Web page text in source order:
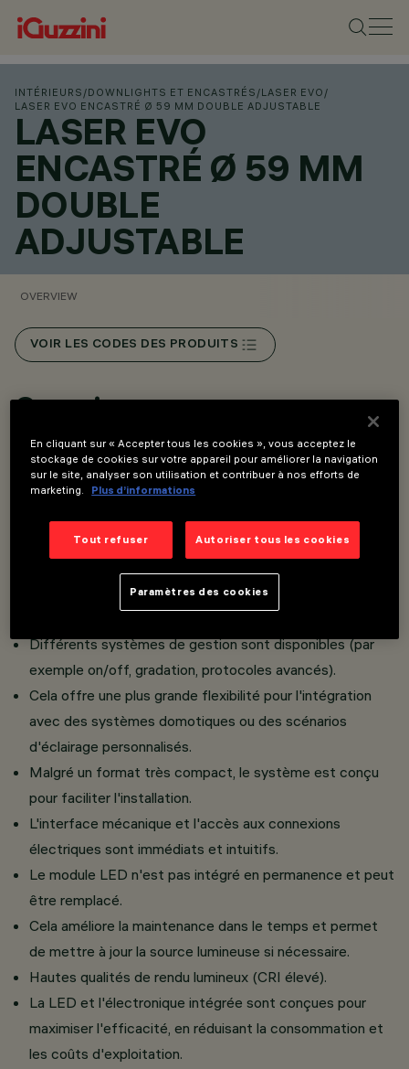
INTÉRIEURS /DOWNLIGHTS ET ENCASTRÉS /LASER EVO /
LASER EVO ENCASTRÉ Ø 59 MM DOUBLE ADJUSTABLE
LASER EVO
ENCASTRÉ Ø 59 MM
DOUBLE
ADJUSTABLE
OVERVIEW
VOIR LES CODES DES PRODUITS
Overview
Version Double Adjustable : le produit se
caractérise par une esthétique épurée et un
intégrations architecturales de niveau supérieur.
cadre ou dans la version entièrement encastrée grâce à
Différents systèmes de gestion sont disponibles (par
exemple on/off, gradation, protocoles avancés).
Cela offre une plus grande flexibilité pour l'intégration
avec des systèmes domotiques ou des scénarios
d'éclairage personnalisés.
Malgré un format très compact, le système est conçu
pour faciliter l'installation.
L'interface mécanique et l'accès aux connexions
électriques sont immédiats et intuitifs.
Le module LED n'est pas intégré en permanence et peut
être remplacé.
Cela améliore la maintenance dans le temps et permet
de mettre à jour la source lumineuse si nécessaire.
Hautes qualités de rendu lumineux (CRI élevé).
La LED et l'électronique intégrée sont conçues pour
maximiser l'efficacité, en réduisant la consommation et
les coûts d'exploitation.
En cliquant sur « Accepter tous les cookies », vous acceptez le
stockage de cookies sur votre appareil pour améliorer la navigation
sur le site, analyser son utilisation et contribuer à nos efforts de
marketing.
Plus d’informations
Tout refuser Autoriser tous les cookies
Paramètres des cookies